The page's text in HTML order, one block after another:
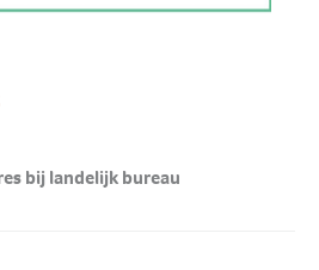
bij landelijk bureau